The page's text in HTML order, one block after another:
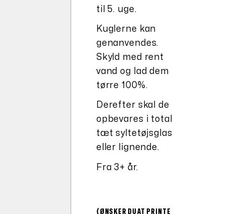
til 5. uge.
Kuglerne kan
genanvendes.
Skyld med rent
vand og lad dem
tørre 100%.
Derefter skal de
opbevares i total
tæt syltetøjsglas
eller lignende.
Fra 3+ år.
(ØNSKER DU AT PRINTE